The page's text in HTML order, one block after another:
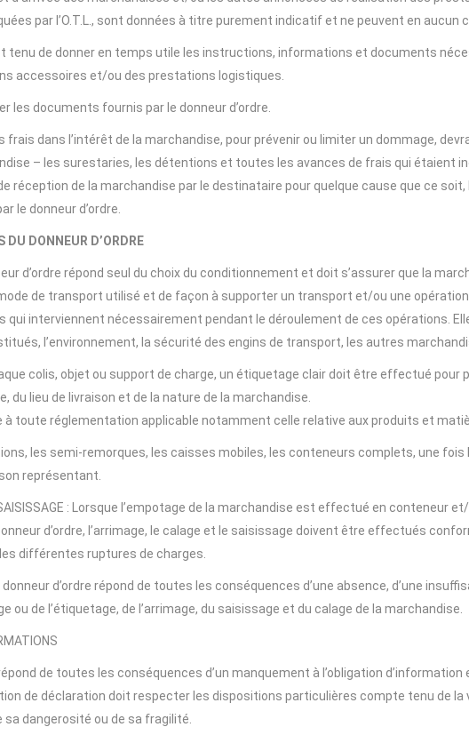
par l’O.T.L., sont données à titre purement indicatif et ne peuvent en aucun
tenu de donner en temps utile les instructions, informations et documents
accessoires et/ou des prestations logistiques.
les documents fournis par le donneur d’ordre.
frais dans l’intérêt de la marchandise, pour prévenir ou limiter un dommage,
– les surestaries, les détentions et toutes les avances de frais qui étaient
de réception de la marchandise par le destinataire pour quelque cause que ce
le donneur d’ordre.
DONNEUR D’ORDRE
d’ordre répond seul du choix du conditionnement et doit s’assurer que la
de transport utilisé et de façon à supporter un transport et/ou une
interviennent nécessairement pendant le déroulement de ces opérations.
l’environnement, la sécurité des engins de transport, les autres
colis, objet ou support de charge, un étiquetage clair doit être effectué
du lieu de livraison et de la nature de la marchandise.
à toute réglementation applicable notamment celle relative aux produits et
les semi-remorques, les caisses mobiles, les conteneurs complets, une
représentant.
SAISISSAGE : Lorsque l’empotage de la marchandise est effectué en
d’ordre, l’arrimage, le calage et le saisissage doivent être effectués
différentes ruptures de charges.
donneur d’ordre répond de toutes les conséquences d’une absence, d’une
ou de l’étiquetage, de l’arrimage, du saisissage et du calage de la marchandise.
répond de toutes les conséquences d’un manquement à l’obligation
de déclaration doit respecter les dispositions particulières compte tenu de la
dangerosité ou de sa fragilité.